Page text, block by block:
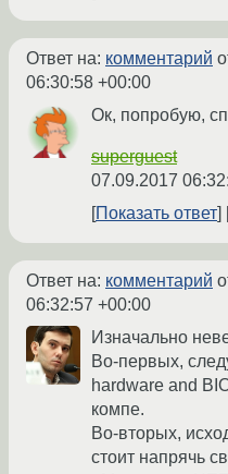
Ответ на: комментарий
06:30:58 +00:00
Ок, попробую,
superguest
07.09.2017
Показать ответ
Ответ на: комментарий
06:32:57 +00:00
Изначально
Во-первых,
hardware and
компе.
Во-вторых,
стоит напрячь